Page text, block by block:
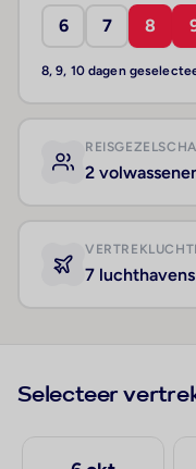
6 7 8
8, 9, 10 dagen
2
7 luchthavens
Selecteer